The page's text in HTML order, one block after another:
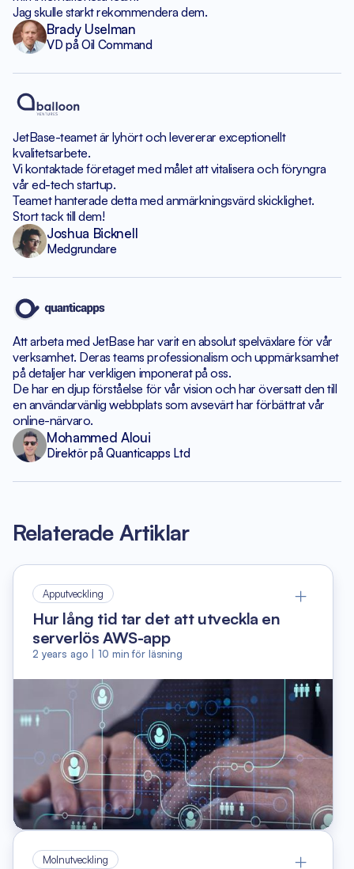
Jag skulle starkt rekommendera dem.
Brady Uselman
VD på Oil Command
JetBase-teamet är lyhörtoch levererar exceptionellt
kvalitetsarbete.
Vi kontaktade företaget med måletatt vitalisera och föryngra
vår ed-tech startup.
Teamet hanterade detta med anmärkningsvärd skicklighet.
Stort tack till dem!
Joshua Bicknell
Medgrundare
Att arbeta med JetBase har varit en absolut spelväxlareför vår
verksamhet. Deras teams professionalism och uppmärksamhet
på detaljer har verkligen imponerat på oss.
De har en djup förståelse för vår vision och haröversatt den till
en användarvänlig webbplats som avsevärthar förbättrat vår
online-närvaro.
Mohammed Aloui
Direktör på Quanticapps Ltd
Relaterade Artiklar
Apputveckling
Hur lång tid tar det att utveckla en
serverlös AWS-app
2 years ago |10 min för läsning
Molnutveckling